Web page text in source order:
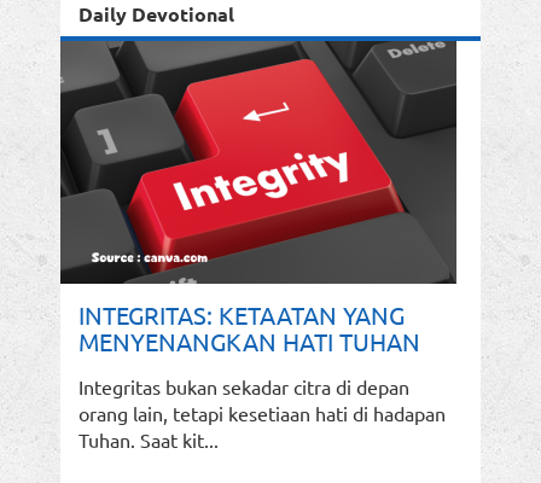
Daily Devotional
INTEGRITAS: KETAATAN YANG
MENYENANGKAN HATI TUHAN
Integritas bukan sekadar citra di depan
orang lain, tetapi kesetiaan hati di hadapan
Tuhan. Saat kit...